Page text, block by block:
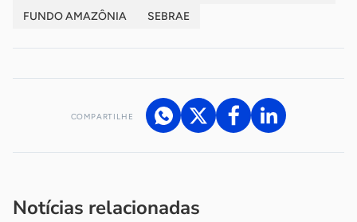
FUNDO AMAZÔNIA
SEBRAE
COMPARTILHE
Notícias relacionadas